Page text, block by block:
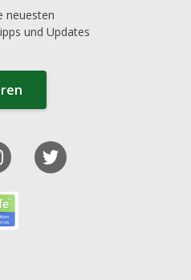
neuesten
und Updates